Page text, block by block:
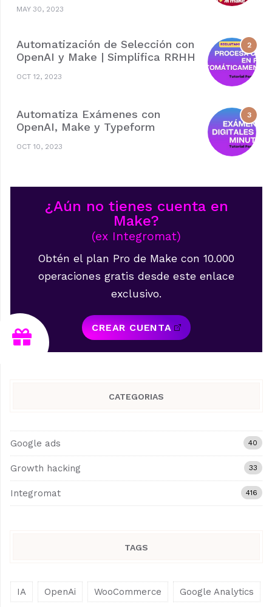
MAY 30, 2023
Automatización de Selección con
OpenAI y Make | Simplifica RRHH
OCT 12, 2023
Automatiza Exámenes con
OpenAI, Make y Typeform
OCT 10, 2023
¿Aún no tienes cuenta en
Make?
(ex Integromat)
Obtén el plan Pro de Make con 10.000
operaciones gratis desde este enlace
exclusivo.
CREAR CUENTA
CATEGORIAS
Google ads 40
Growth hacking 33
Integromat 416
TAGS
IA OpenAi WooCommerce Google Analytics